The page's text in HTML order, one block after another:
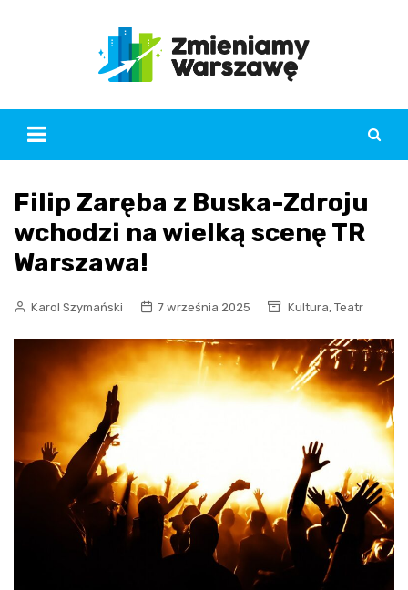
Filip Zaręba z Buska-Zdroju
wchodzi na wielką scenę TR
Warszawa!
Karol Szymański 7 września 2025 Kultura, Teatr